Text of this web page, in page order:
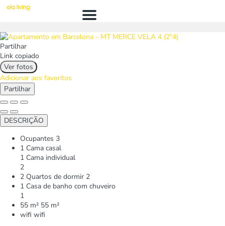
Menú
Partilhar
Link copiado
Ver fotos
Adicionar aos favoritos
Partilhar
DESCRIÇÃO
Ocupantes 3
1 Cama casal
1 Cama individual
2
2 Quartos de dormir 2
1 Casa de banho com chuveiro
1
55 m² 55 m²
wifi wifi